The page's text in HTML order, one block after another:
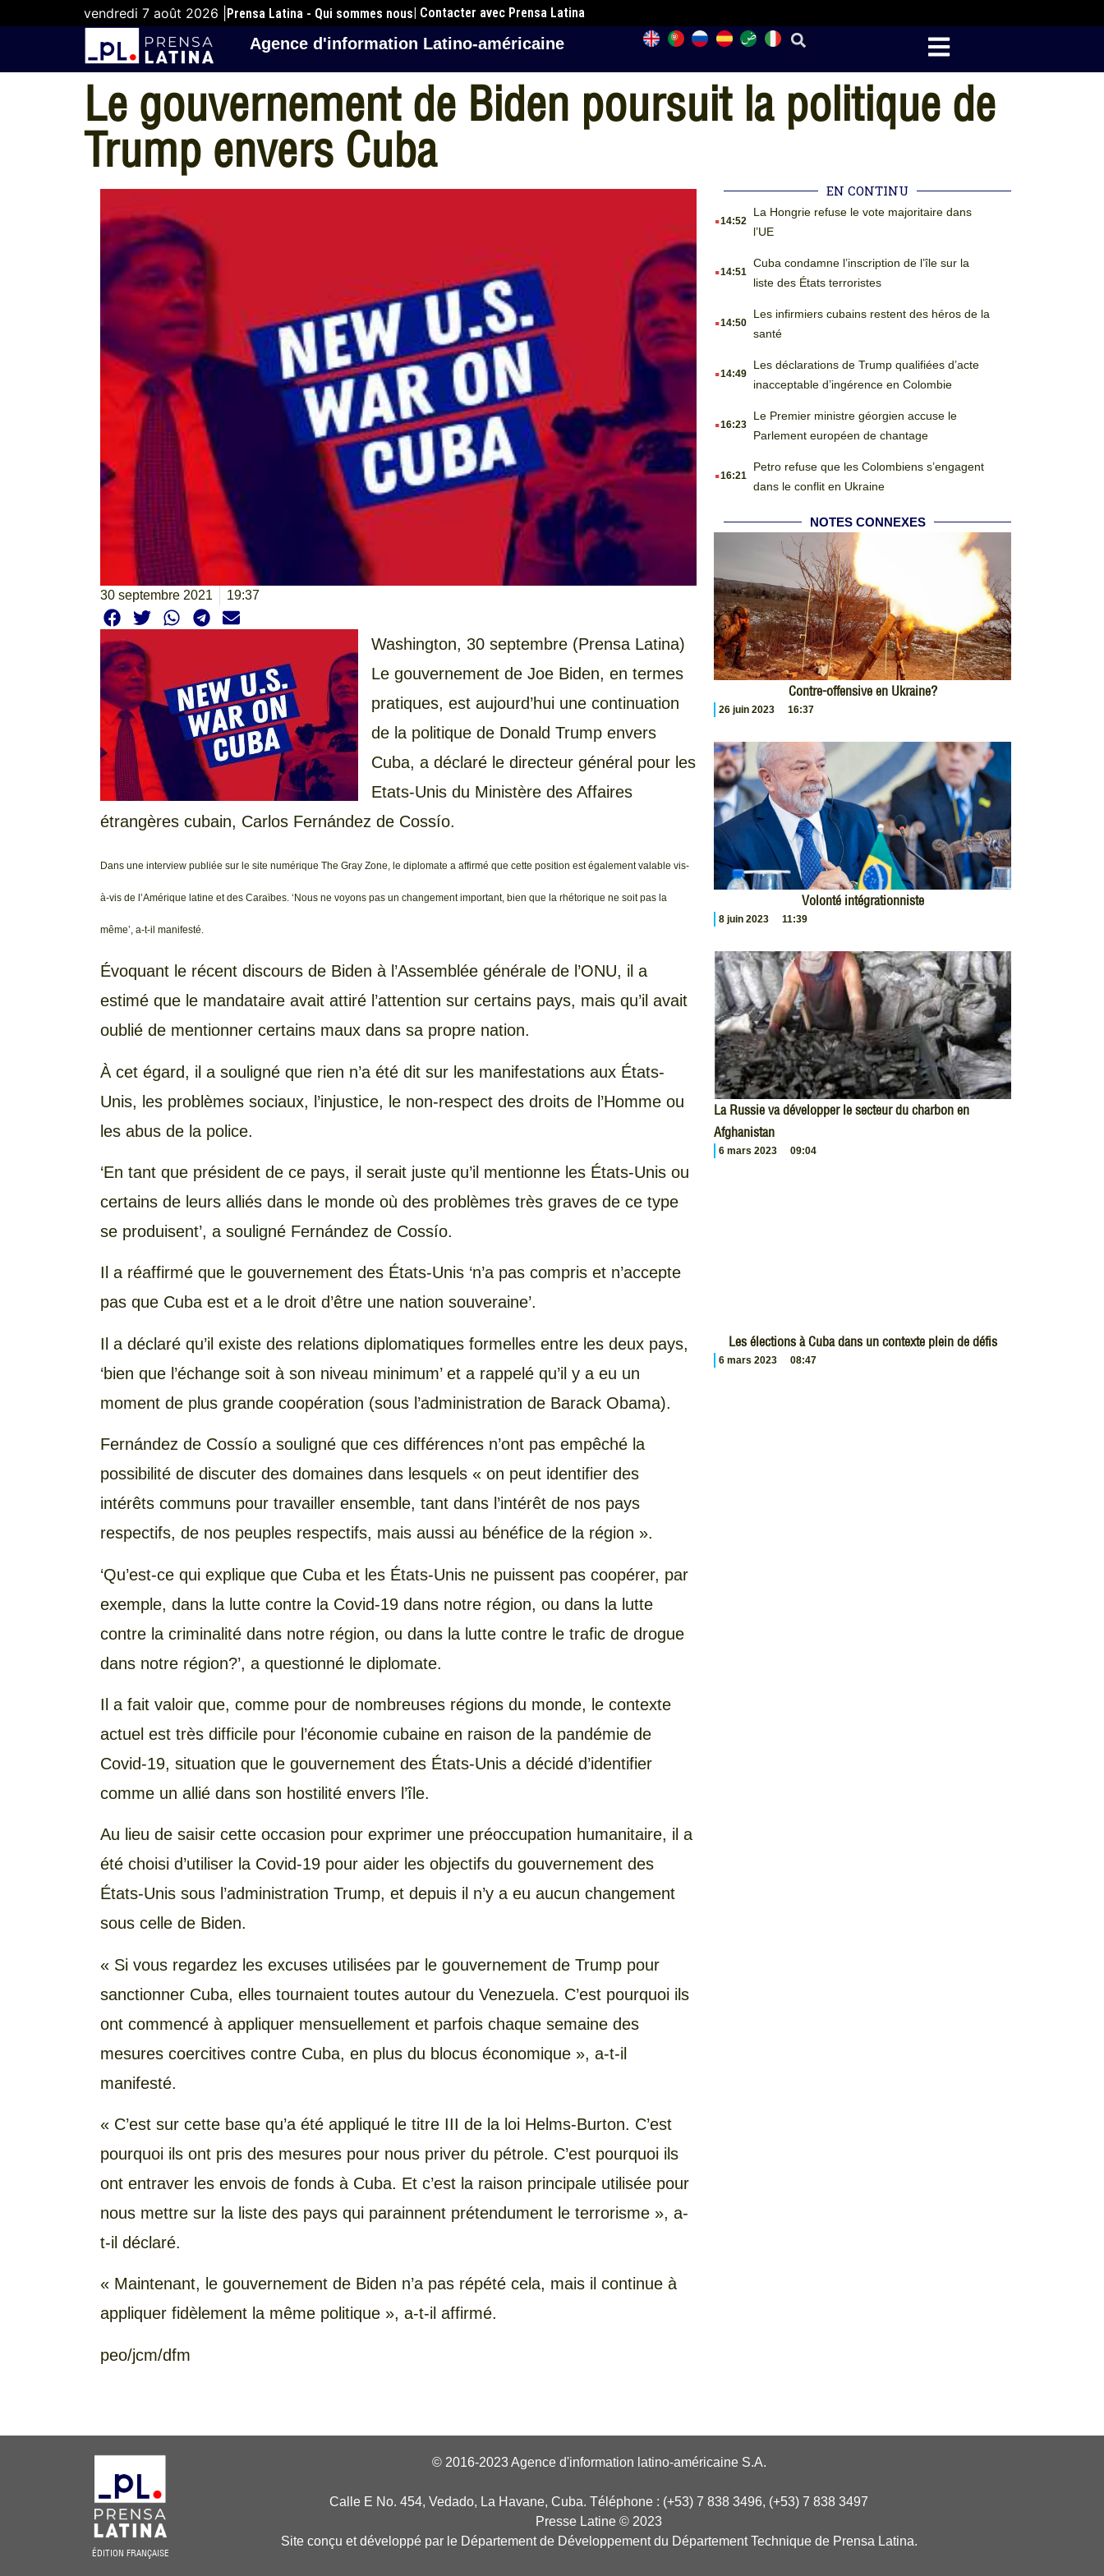
vendredi 7 août 2026 | Prensa Latina - Qui sommes nous| Contacter avec Prensa Latina
Agence d'information Latino-américaine
Le gouvernement de Biden poursuit la politique de
Trump envers Cuba
30 septembre 2021 19:37
Washington, 30 septembre (Prensa Latina)
Le gouvernement de Joe Biden, en termes
pratiques, est aujourd’hui une continuation
de la politique de Donald Trump envers
Cuba, a déclaré le directeur général pour les
Etats-Unis du Ministère des Affaires
étrangères cubain, Carlos Fernández de Cossío.
Dans une interview publiée sur le site numérique The Gray Zone, le diplomate a affirmé que cette position est également valable vis-
à-vis de l’Amérique latine et des Caraïbes. ‘Nous ne voyons pas un changement important, bien que la rhétorique ne soit pas la
même’, a-t-il manifesté.
Évoquant le récent discours de Biden à l’Assemblée générale de l’ONU, il a
estimé que le mandataire avait attiré l’attention sur certains pays, mais qu’il avait
oublié de mentionner certains maux dans sa propre nation.
À cet égard, il a souligné que rien n’a été dit sur les manifestations aux États-
Unis, les problèmes sociaux, l’injustice, le non-respect des droits de l’Homme ou
les abus de la police.
‘En tant que président de ce pays, il serait juste qu’il mentionne les États-Unis ou
certains de leurs alliés dans le monde où des problèmes très graves de ce type
se produisent’, a souligné Fernández de Cossío.
Il a réaffirmé que le gouvernement des États-Unis ‘n’a pas compris et n’accepte
pas que Cuba est et a le droit d’être une nation souveraine’.
Il a déclaré qu’il existe des relations diplomatiques formelles entre les deux pays,
‘bien que l’échange soit à son niveau minimum’ et a rappelé qu’il y a eu un
moment de plus grande coopération (sous l’administration de Barack Obama).
Fernández de Cossío a souligné que ces différences n’ont pas empêché la
possibilité de discuter des domaines dans lesquels « on peut identifier des
intérêts communs pour travailler ensemble, tant dans l’intérêt de nos pays
respectifs, de nos peuples respectifs, mais aussi au bénéfice de la région ».
‘Qu’est-ce qui explique que Cuba et les États-Unis ne puissent pas coopérer, par
exemple, dans la lutte contre la Covid-19 dans notre région, ou dans la lutte
contre la criminalité dans notre région, ou dans la lutte contre le trafic de drogue
dans notre région?’, a questionné le diplomate.
Il a fait valoir que, comme pour de nombreuses régions du monde, le contexte
actuel est très difficile pour l’économie cubaine en raison de la pandémie de
Covid-19, situation que le gouvernement des États-Unis a décidé d’identifier
comme un allié dans son hostilité envers l’île.
Au lieu de saisir cette occasion pour exprimer une préoccupation humanitaire, il a
été choisi d’utiliser la Covid-19 pour aider les objectifs du gouvernement des
États-Unis sous l’administration Trump, et depuis il n’y a eu aucun changement
sous celle de Biden.
« Si vous regardez les excuses utilisées par le gouvernement de Trump pour
sanctionner Cuba, elles tournaient toutes autour du Venezuela. C’est pourquoi ils
ont commencé à appliquer mensuellement et parfois chaque semaine des
mesures coercitives contre Cuba, en plus du blocus économique », a-t-il
manifesté.
« C’est sur cette base qu’a été appliqué le titre III de la loi Helms-Burton. C’est
pourquoi ils ont pris des mesures pour nous priver du pétrole. C’est pourquoi ils
ont entraver les envois de fonds à Cuba. Et c’est la raison principale utilisée pour
nous mettre sur la liste des pays qui parainnent prétendument le terrorisme », a-
t-il déclaré.
« Maintenant, le gouvernement de Biden n’a pas répété cela, mais il continue à
appliquer fidèlement la même politique », a-t-il affirmé.
peo/jcm/dfm
EN CONTINU
.14:52
La Hongrie refuse le vote majoritaire dans
l’UE
.14:51
Cuba condamne l’inscription de l’île sur la
liste des États terroristes
.14:50
Les infirmiers cubains restent des héros de la
santé
.14:49
Les déclarations de Trump qualifiées d’acte
inacceptable d’ingérence en Colombie
.16:23
Le Premier ministre géorgien accuse le
Parlement européen de chantage
.16:21
Petro refuse que les Colombiens s’engagent
dans le conflit en Ukraine
NOTES CONNEXES
Contre-offensive en Ukraine?
26 juin 2023 16:37
Volonté intégrationniste
8 juin 2023 11:39
La Russie va développer le secteur du charbon en
Afghanistan
6 mars 2023 09:04
Les élections à Cuba dans un contexte plein de défis
6 mars 2023 08:47
ÉDITION FRANÇAISE
© 2016-2023 Agence d'information latino-américaine S.A.
Calle E No. 454, Vedado, La Havane, Cuba. Téléphone : (+53) 7 838 3496, (+53) 7 838 3497
Presse Latine © 2023
Site conçu et développé par le Département de Développement du Département Technique de Prensa Latina.